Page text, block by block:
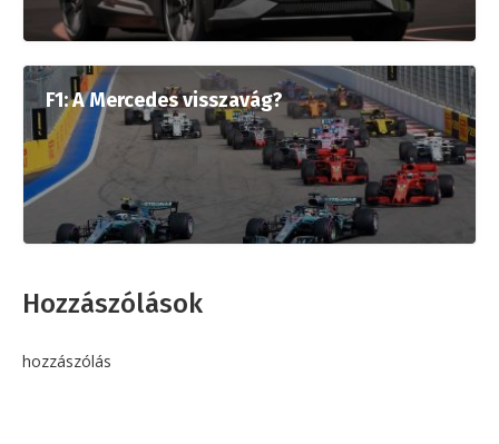
F1: A Mercedes visszavág?
Hozzászólások
hozzászólás